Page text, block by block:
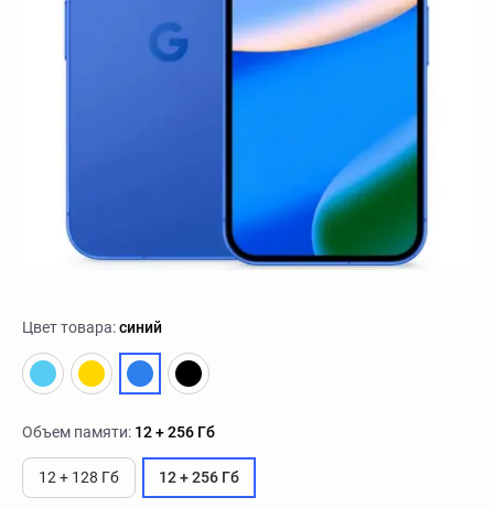
Цвет товара:синий
Объем памяти: 12 + 256 Гб
12 + 128 Гб 12 + 256 Гб